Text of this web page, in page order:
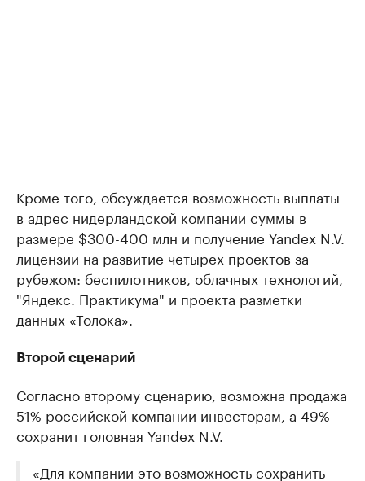
Кроме того, обсуждается возможность выплаты
в адрес нидерландской компании суммы в
размере $300-400 млн и получение Yandex N.V.
лицензии на развитие четырех проектов за
рубежом: беспилотников, облачных технологий,
"Яндекс. Практикума" и проекта разметки
данных «Толока».
Второй сценарий
Согласно второму сценарию, возможна продажа
51% российской компании инвесторам, а 49% —
сохранит головная Yandex N.V.
«Для компании это возможность сохранить